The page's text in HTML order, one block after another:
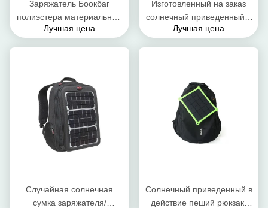
Заряжатель Боокбаг
полиэстера материальный
солнечный приведенный в
Лучшая цена
Изготовленный на заказ
солнечный приведенный в
действие рюкзак ноутбука/
Лучшая цена
Случайная солнечная
сумка заряжателя/
Солнечный приведенный в
действие пеший рюкзак/